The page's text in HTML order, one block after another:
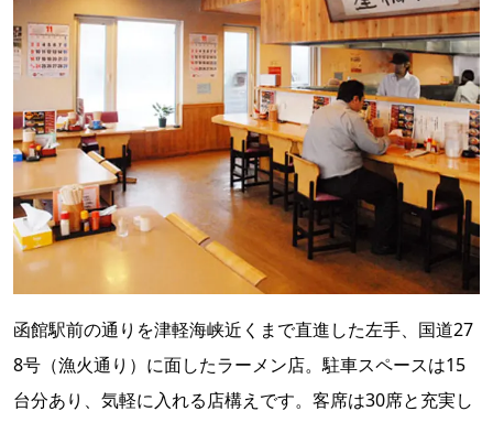
函館駅前の通りを津軽海峡近くまで直進した左手、国道27
8号（漁火通り）に面したラーメン店。駐車スペースは15
台分あり、気軽に入れる店構えです。客席は30席と充実し